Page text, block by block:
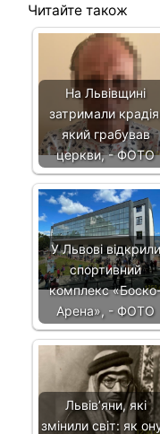
Читайте також
На Львівщині
затримали
який грабував
церкви, - ФОТО
У Львові відкрили
спортивний
комплекс
Арена», - ФОТО
Львівʼяни, які
змінили світ: як